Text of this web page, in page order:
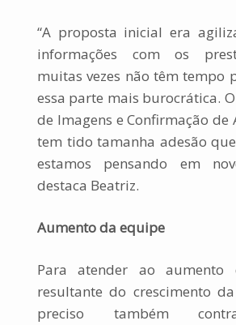
“A proposta inicial era
informações com os
muitas vezes não têm tempo
essa parte mais burocrática. O
de Imagens e Confirmação de
tem tido tamanha adesão
estamos pensando em
destaca Beatriz.
Aumento da equipe
Para atender ao aumento
resultante do crescimento
preciso também